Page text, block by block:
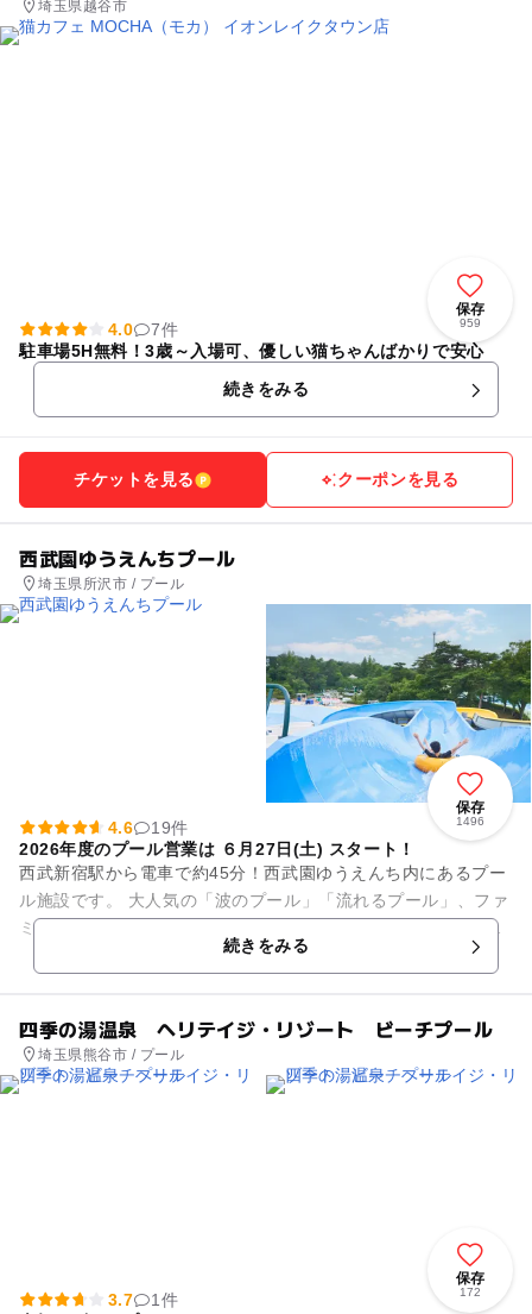
埼玉県越谷市
保存
959
4.0
7件
駐車場5H無料！3歳～入場可、優しい猫ちゃんばかりで安心
続きをみる
チケットを見る クーポンを見る
西武園ゆうえんちプール
埼玉県所沢市 / プール
保存
1496
4.6
19件
2026年度のプール営業は ６月27日(土) スタート！
西武新宿駅から電車で約45分！西武園ゆうえんち内にあるプー
ル施設です。 大人気の「波のプール」「流れるプール」、ファ
ミリーにおススメの「こどもプール」「おふねのプール」、ス
続きをみる
四季の湯温泉 ヘリテイジ・リゾート ビーチプール
埼玉県熊谷市 / プール
保存
172
3.7
1件